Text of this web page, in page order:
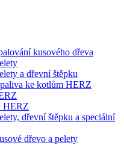
kusového dřeva
a dřevní štěpku
ke kotlům HERZ
HERZ
dřevní štěpku a speciální
dřevo a pelety